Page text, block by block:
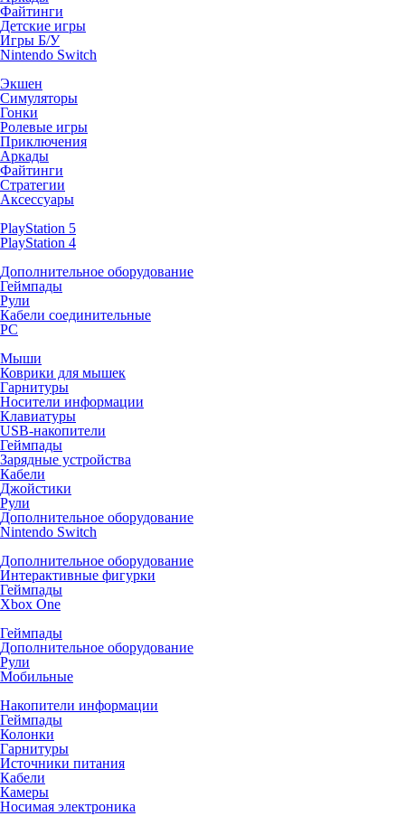
Файтинги
Детские игры
Игры Б/У
Nintendo Switch
Экшен
Симуляторы
Гонки
Ролевые игры
Приключения
Аркады
Файтинги
Стратегии
Аксессуары
PlayStation 5
PlayStation 4
Дополнительное оборудование
Геймпады
Рули
Кабели соединительные
PC
Мыши
Коврики для мышек
Гарнитуры
Носители информации
Клавиатуры
USB-накопители
Геймпады
Зарядные устройства
Кабели
Джойстики
Рули
Дополнительное оборудование
Nintendo Switch
Дополнительное оборудование
Интерактивные фигурки
Геймпады
Xbox One
Геймпады
Дополнительное оборудование
Рули
Мобильные
Накопители информации
Геймпады
Колонки
Гарнитуры
Источники питания
Кабели
Камеры
Носимая электроника